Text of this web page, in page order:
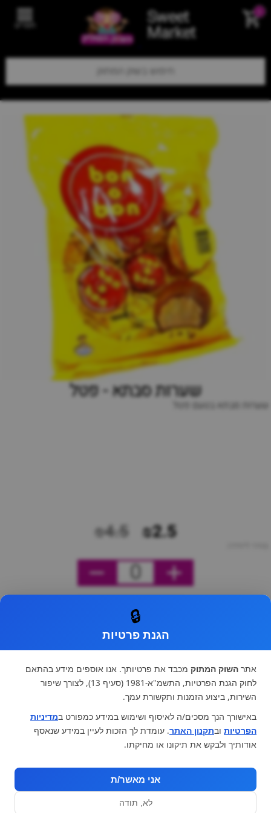
Sweet
Market תפריט
שערות סבתא - פטל
שערות סבתא בטעם פטל
₪2.5
₪4.5
0
🔒
הגנת פרטיות
אתר השוק המתוק מכבד את פרטיותך. אנו אוספים מידע בהתאם
לחוק הגנת הפרטיות, התשמ"א-1981 (סעיף 13), לצורך שיפור
השירות, ביצוע הזמנות ותקשורת עמך.
באישורך הנך מסכים/ה לאיסוף ושימוש במידע כמפורט במדיניות
הפרטיות ובתקנון האתר. עומדת לך הזכות לעיין במידע שנאסף
אודותיך ולבקש את תיקונו או מחיקתו.
אני מאשר/ת
לא, תודה